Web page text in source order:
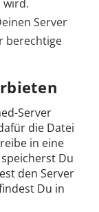
wird.
Server
berechtige
Server
die Datei
in eine
speicherst Du
den Server
Du in